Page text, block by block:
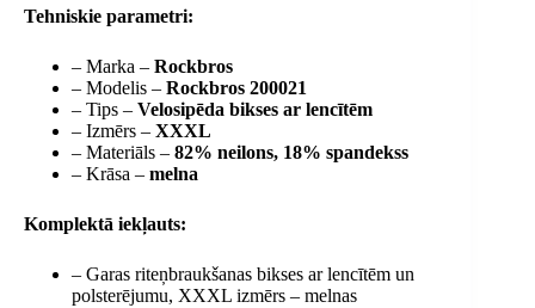
Tehniskie parametri:
– Marka – Rockbros
– Modelis – Rockbros 200021
– Tips – Velosipēda bikses ar lencītēm
– Izmērs – XXXL
– Materiāls – 82% neilons, 18% spandekss
– Krāsa – melna
Komplektā iekļauts:
– Garas riteņbraukšanas bikses ar lencītēm un
polsterējumu, XXXL izmērs – melnas